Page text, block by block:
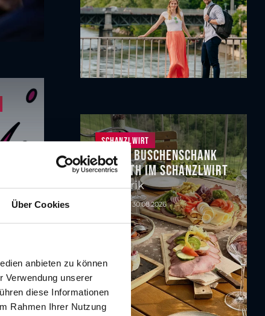
Über Cookies
anbieten zu können
Verwendung unserer
diese Informationen
Rahmen Ihrer Nutzung
Schanzlwirt
Pop-up Buschenschank
Germuth im Schanzlwirt
Kulinarik
02.06. - 30.08.2026